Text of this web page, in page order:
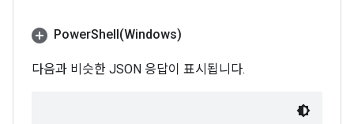
PowerShell(Windows)
다음과 비슷한 JSON 응답이 표시됩니다.